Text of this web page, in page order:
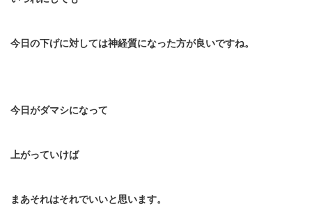
今日の下げに対しては神経質になった方が良いですね。
今日がダマシになって
上がっていけば
まあそれはそれでいいと思います。